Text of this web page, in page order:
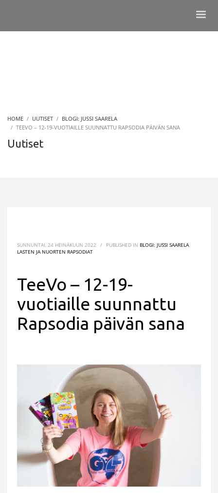
HOME UUTISET
BLOGI: JUSSI SAARELA
TEEVO – 12-19-VUOTIAILLE SUUNNATTU RAPSODIA PÄIVÄN SANA
Uutiset
SUNNUNTAI, 24 HEINÄKUUN 2022 / PUBLISHED IN BLOGI: JUSSI SAARELA
LASTEN JA NUORTEN RAPSODIAT
TeeVo – 12-19-
vuotiaille suunnattu
Rapsodia päivän sana